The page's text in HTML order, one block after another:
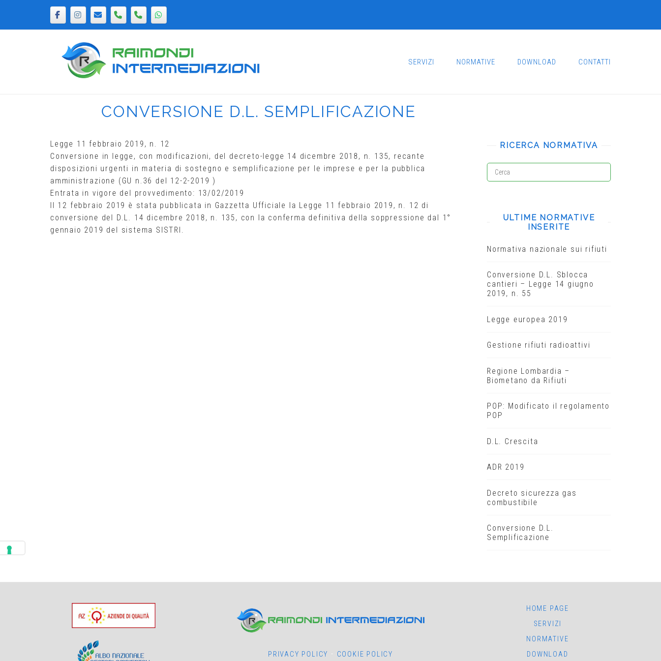
contenuto
Home
SERVIZI NORMATIVE DOWNLOAD CONTATTI
CONVERSIONE D.L. SEMPLIFICAZIONE
Legge 11 febbraio 2019, n. 12
Conversione in legge, con modificazioni, del decreto-legge 14 dicembre 2018, n. 135, recante
disposizioni urgenti in materia di sostegno e semplificazione per le imprese e per la pubblica
amministrazione (GU n.36 del 12-2-2019 )
Entrata in vigore del provvedimento: 13/02/2019
Il 12 febbraio 2019 è stata pubblicata in Gazzetta Ufficiale la Legge 11 febbraio 2019, n. 12 di
conversione del D.L. 14 dicembre 2018, n. 135, con la conferma definitiva della soppressione dal 1°
gennaio 2019 del sistema SISTRI.
RICERCA NORMATIVA
ULTIME NORMATIVE
INSERITE
Normativa nazionale sui rifiuti
Conversione D.L. Sblocca
cantieri – Legge 14 giugno
2019, n. 55
Legge europea 2019
Gestione rifiuti radioattivi
Regione Lombardia –
Biometano da Rifiuti
POP: Modificato il regolamento
POP
D.L. Crescita
ADR 2019
Decreto sicurezza gas
combustibile
Conversione D.L.
Semplificazione
PRIVACY POLICY - COOKIE POLICY
HOME PAGE
SERVIZI
NORMATIVE
DOWNLOAD